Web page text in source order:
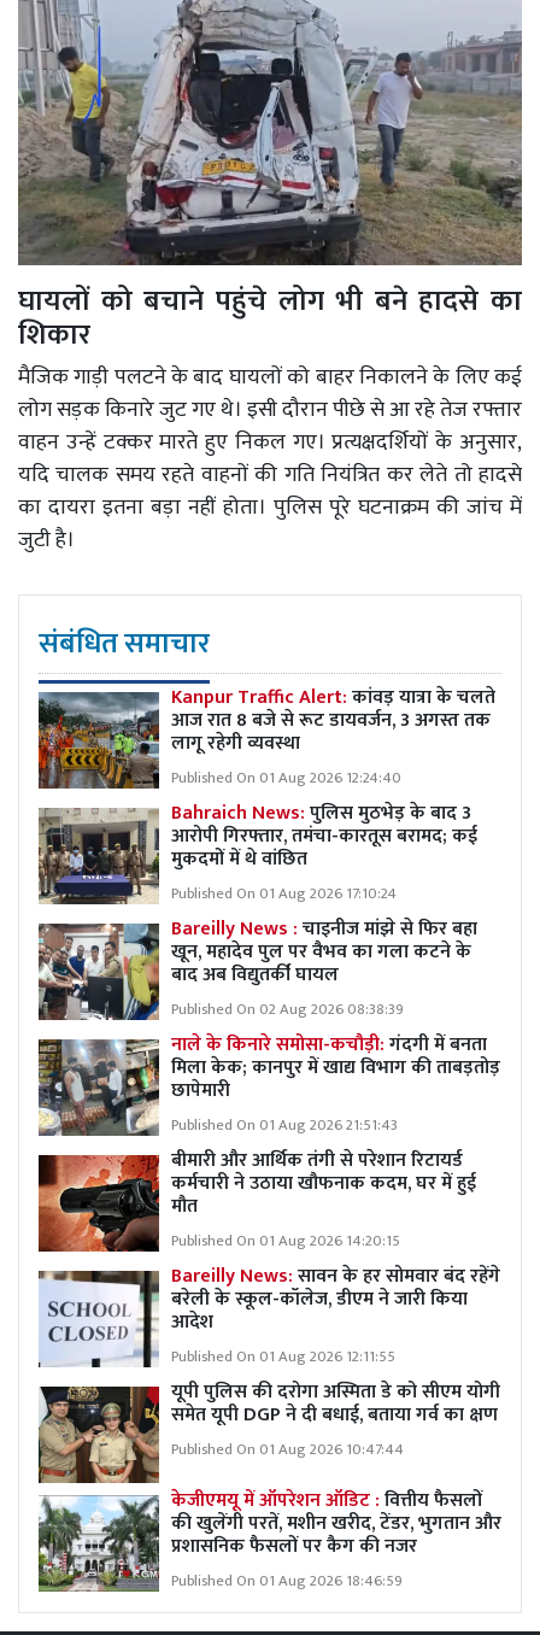
घायलों को बचाने पहुंचे लोग भी बने हादसे का
शिकार
मैजिक गाड़ी पलटने के बाद घायलों को बाहर निकालने के लिए कई
लोग सड़क किनारे जुट गए थे। इसी दौरान पीछे से आ रहे तेज रफ्तार
वाहन उन्हें टक्कर मारते हुए निकल गए। प्रत्यक्षदर्शियों के अनुसार,
यदि चालक समय रहते वाहनों की गति नियंत्रित कर लेते तो हादसे
का दायरा इतना बड़ा नहीं होता। पुलिस पूरे घटनाक्रम की जांच में
जुटी है।
संबंधित समाचार
Kanpur Traffic Alert:कांवड़ यात्रा के चलते
आज रात 8 बजे से रूट डायवर्जन, 3 अगस्त तक
लागू रहेगी व्यवस्था
Published On 01 Aug 2026 12:24:40
Bahraich News:पुलिस मुठभेड़ के बाद 3
आरोपी गिरफ्तार, तमंचा-कारतूस बरामद; कई
मुकदमों में थे वांछित
Published On 01 Aug 2026 17:10:24
Bareilly News :चाइनीज मांझे से फिर बहा
खून, महादेव पुल पर वैभव का गला कटने के
बाद अब विद्युतर्की घायल
Published On 02 Aug 2026 08:38:39
नाले के किनारे समोसा-कचौड़ी:गंदगी में बनता
मिला केक; कानपुर में खाद्य विभाग की ताबड़तोड़
छापेमारी
Published On 01 Aug 2026 21:51:43
बीमारी और आर्थिक तंगी से परेशान रिटायर्ड
कर्मचारी ने उठाया खौफनाक कदम, घर में हुई
मौत
Published On 01 Aug 2026 14:20:15
Bareilly News:सावन के हर सोमवार बंद रहेंगे
बरेली के स्कूल-कॉलेज, डीएम ने जारी किया
आदेश
Published On 01 Aug 2026 12:11:55
यूपी पुलिस की दरोगा अस्मिता डे को सीएम योगी
समेत यूपी DGP ने दी बधाई, बताया गर्व का क्षण
Published On 01 Aug 2026 10:47:44
केजीएमयू में ऑपरेशन ऑडिट :वित्तीय फैसलों
की खुलेंगी परतें, मशीन खरीद, टेंडर, भुगतान और
प्रशासनिक फैसलों पर कैग की नजर
Published On 01 Aug 2026 18:46:59